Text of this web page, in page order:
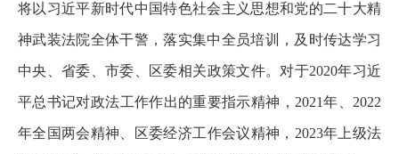
将以习近平新时代中国特色社会主义思想和党的二十大精
神武装法院全体干警，落实集中全员培训，及时传达学习
中央、省委、市委、区委相关政策文件。对于2020年习近
平总书记对政法工作作出的重要指示精神，2021年、2022
年全国两会精神、区委经济工作会议精神，2023年上级法